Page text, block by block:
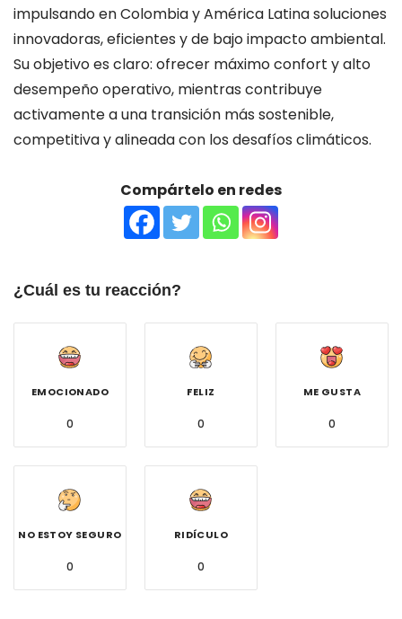
impulsando en Colombia y América Latina soluciones
innovadoras, eficientes y de bajo impacto ambiental.
Su objetivo es claro: ofrecer máximo confort y alto
desempeño operativo, mientras contribuye
activamente a una transición más sostenible,
competitiva y alineada con los desafíos climáticos.
Compártelo en redes
¿Cuál es tu reacción?
EMOCIONADO
0
FELIZ
0
ME GUSTA
0
NO ESTOY SEGURO
0
RIDÍCULO
0